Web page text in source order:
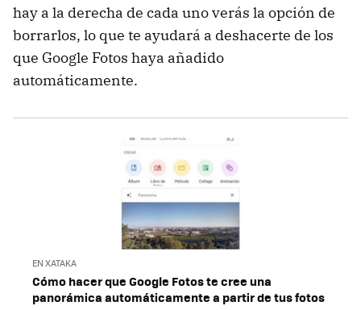
hay a la derecha de cada uno verás la opción de
borrarlos, lo que te ayudará a deshacerte de los
que Google Fotos haya añadido
automáticamente.
EN XATAKA
Cómo hacer que Google Fotos te cree una
panorámica automáticamente a partir de tus fotos